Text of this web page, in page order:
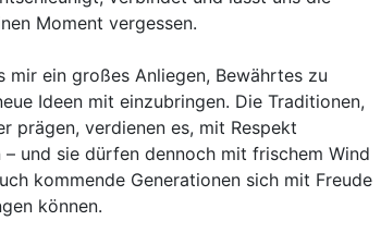
Moment vergessen.
mir ein großes Anliegen, Bewährtes zu
Ideen mit einzubringen. Die Traditionen,
prägen, verdienen es, mit Respekt
und sie dürfen dennoch mit frischem Wind
kommende Generationen sich mit Freude
können.